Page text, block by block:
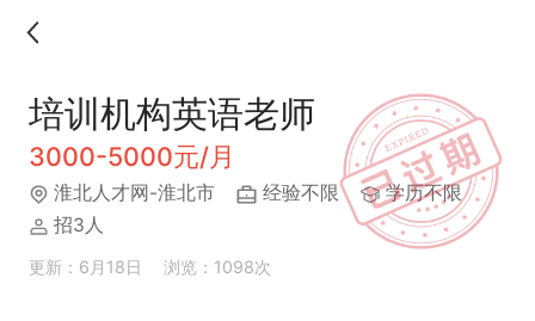
培训机构英语老师
3000-5000元/月
淮北人才网-淮北市 经验不限
学历不限
招3人
更新：6月18日 浏览：1098次